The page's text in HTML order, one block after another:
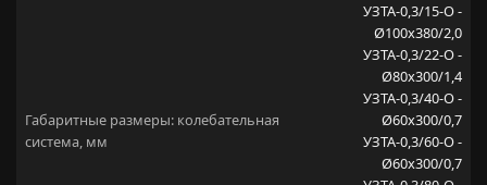
Габаритные размеры: колебательная
система, мм
УЗТА-0,3/15-О -
Ø100х380/2,0
УЗТА-0,3/22-О -
Ø80х300/1,4
УЗТА-0,3/40-О -
Ø60х300/0,7
УЗТА-0,3/60-О -
Ø60х300/0,7